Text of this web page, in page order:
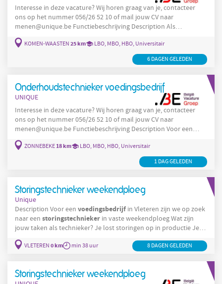
Interesse in deze vacature? Wij horen graag van je, contacteer
ons op het nummer 056/26 52 10 of mail jouw CV naar
menen@unique.be Functiebeschrijving Description Als
onderhoudstechnieker
voedingsbedrijfin Komen. Zo ziet jouw dag eruit Je staat in voor
het correctief en preventief elektrisch en mechanisch onderhoud
KOMEN-WAASTEN 25 km LBO, MBO, HBO, Universitair
6 DAGEN GELEDEN
Onderhoudstechnieker voedingsbedrijf
UNIQUE
Interesse in deze vacature? Wij horen graag van je, contacteer
ons op het nummer 056/26 52 10 of mail jouw CV naar
menen@unique.be Functiebeschrijving Description Voor een
voedingsbedrijf
techniekerZo ziet jouw dag eruit: Je staat in voor het correctief
en preventief elektrisch en mechanisch onderhoud aan het
ZONNEBEKE18 km LBO, MBO, HBO, Universitair
1 DAG GELEDEN
Storingstechnieker weekendploeg
Unique
Description Voor een voedingsbedrijf in Vleteren zijn we op zoek
naar een storingstechnieker in vaste weekendploeg Wat zijn
jouw taken als technieker? Je lost storingen op in productie Je
werkt constructief aan optimaliseringen op technisch vlak Je
voert periodiek en preventief onderhoud uit Je staat in voor
VLETEREN 0 km min 38 uur 8 DAGEN GELEDEN
Storingstechnieker weekendploeg